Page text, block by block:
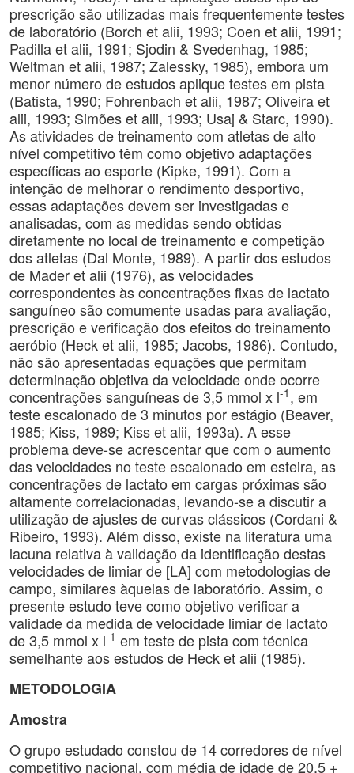
prescrição são utilizadas mais frequentemente testes
de laboratório (Borch et alii, 1993; Coen et alii, 1991;
Padilla et alii, 1991; Sjodin & Svedenhag, 1985;
Weltman et alii, 1987; Zalessky, 1985), embora um
menor número de estudos aplique testes em pista
(Batista, 1990; Fohrenbach et alii, 1987; Oliveira et
alii, 1993; Simões et alii, 1993; Usaj & Starc, 1990).
As atividades de treinamento com atletas de alto
nível competitivo têm como objetivo adaptações
específicas ao esporte (Kipke, 1991). Com a
intenção de melhorar o rendimento desportivo,
essas adaptações devem ser investigadas e
analisadas, com as medidas sendo obtidas
diretamente no local de treinamento e competição
dos atletas (Dal Monte, 1989). A partir dos estudos
de Mader et alii (1976), as velocidades
correspondentes às concentrações fixas de lactato
sanguíneo são comumente usadas para avaliação,
prescrição e verificação dos efeitos do treinamento
aeróbio (Heck et alii, 1985; Jacobs, 1986). Contudo,
não são apresentadas equações que permitam
determinação objetiva da velocidade onde ocorre
concentrações sanguíneas de 3,5 mmol x l-1 , em
teste escalonado de 3 minutos por estágio (Beaver,
1985; Kiss, 1989; Kiss et alii, 1993a). A esse
problema deve-se acrescentar que com o aumento
das velocidades no teste escalonado em esteira, as
concentrações de lactato em cargas próximas são
altamente correlacionadas, levando-se a discutir a
utilização de ajustes de curvas clássicos (Cordani &
Ribeiro, 1993). Além disso, existe na literatura uma
lacuna relativa à validação da identificação destas
velocidades de limiar de [LA] com metodologias de
campo, similares àquelas de laboratório. Assim, o
presente estudo teve como objetivo verificar a
validade da medida de velocidade limiar de lactato
de 3,5 mmol x l-1 em teste de pista com técnica
semelhante aos estudos de Heck et alii (1985).
METODOLOGIA
Amostra
O grupo estudado constou de 14 corredores de nível
competitivo nacional, com média de idade de 20,5 +